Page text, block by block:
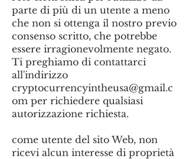
parte di più di un utente a meno
che non si ottenga il nostro previo
consenso scritto, che potrebbe
essere irragionevolmente negato.
Ti preghiamo di contattarci
all'indirizzo
cryptocurrencyintheusa@gmail.c
om per richiedere qualsiasi
autorizzazione richiesta.
come utente del sito Web, non
ricevi alcun interesse di proprietà